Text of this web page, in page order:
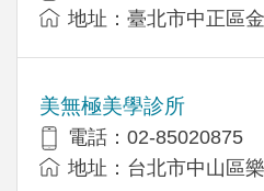
地址：臺北市中正區
美無極美學診所
電話：02-85020875
地址：台北市中山區